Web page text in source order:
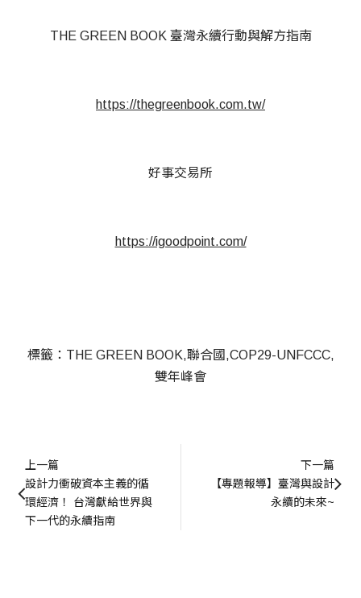
THE GREEN BOOK 臺灣永續行動與解方指南
https://thegreenbook.com.tw/
好事交易所
https://igoodpoint.com/
標籤： THE GREEN BOOK 聯合國 COP29-UNFCCC
雙年峰會
上一篇
設計力衝破資本主義的循
環經濟！ 台灣獻給世界與
下一代的永續指南
下一篇
【專題報導】臺灣與設計
永續的未來~